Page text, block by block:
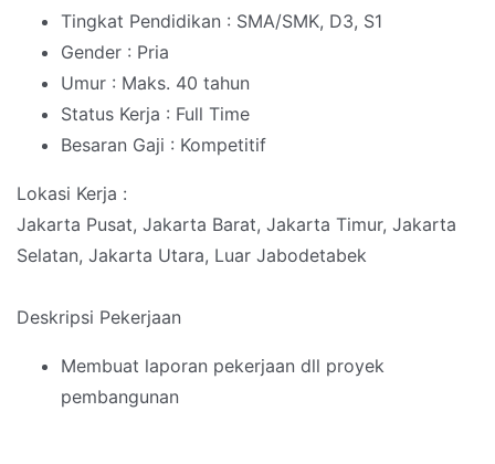
Tingkat Pendidikan : SMA/SMK, D3, S1
Gender : Pria
Umur : Maks. 40 tahun
Status Kerja : Full Time
Besaran Gaji : Kompetitif
Lokasi Kerja :
Jakarta Pusat, Jakarta Barat, Jakarta Timur, Jakarta
Selatan, Jakarta Utara, Luar Jabodetabek
Deskripsi Pekerjaan
Membuat laporan pekerjaan dll proyek
pembangunan